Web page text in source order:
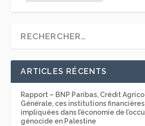
ARTICLES RÉCENTS
Rapport – BNP Paribas, Crédit
Générale, ces institutions
impliquées dans l’économie de
génocide en Palestine